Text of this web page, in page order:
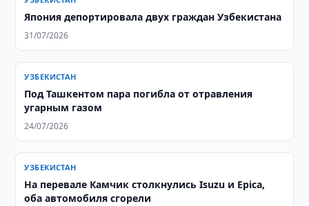
Япония депортировала двух граждан Узбекистана
31/07/2026
УЗБЕКИСТАН
Под Ташкентом пара погибла от отравления
угарным газом
24/07/2026
УЗБЕКИСТАН
На перевале Камчик столкнулись Isuzu и Epica,
оба автомобиля сгорели